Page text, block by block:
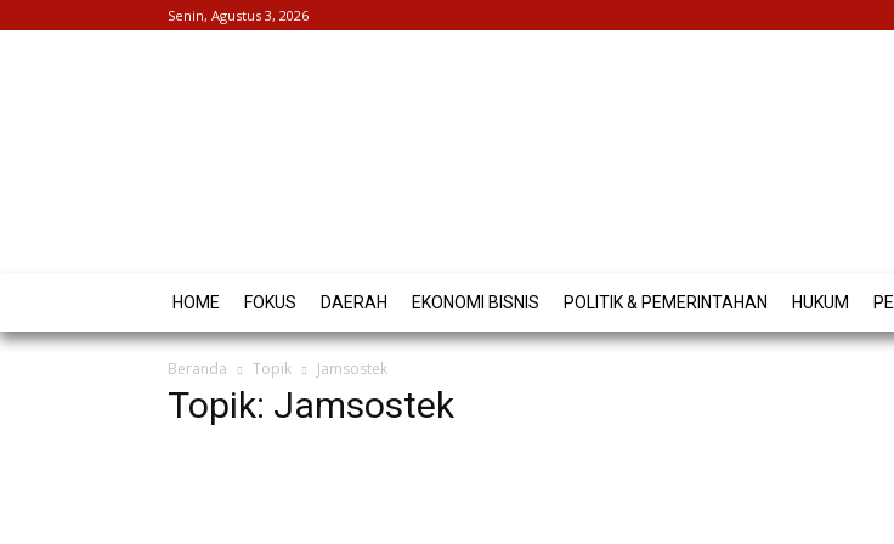
Senin, Agustus 3, 2026
HOME FOKUS DAERAH EKONOMI BISNIS POLITIK & PEMERINTAHAN HUKUM
Beranda Topik Jamsostek
Topik: Jamsostek